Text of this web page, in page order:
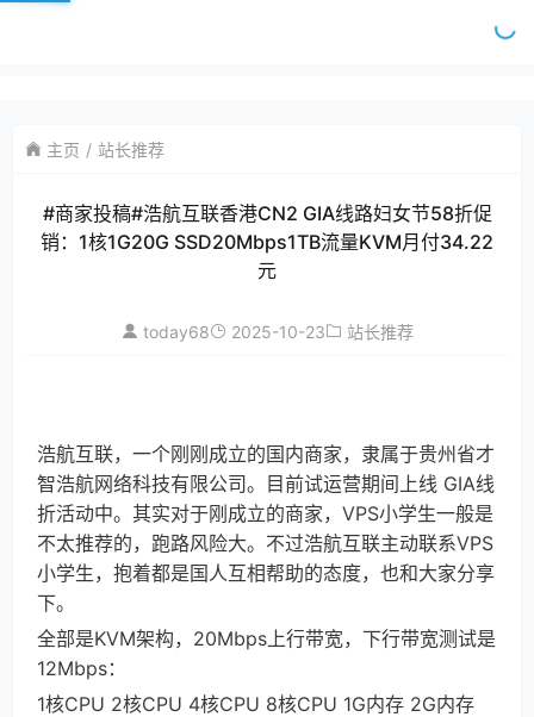
主页 站长推荐
#商家投稿#浩航互联香港CN2 GIA线路妇女节58折促
销：1核1G20G SSD20Mbps1TB流量KVM月付34.22
元
today68 2025-10-23 站长推荐
浩航互联，一个刚刚成立的国内商家，隶属于贵州省才
智浩航网络科技有限公司。目前试运营期间上线 GIA线
折活动中。其实对于刚成立的商家，VPS小学生一般是
不太推荐的，跑路风险大。不过浩航互联主动联系VPS
小学生，抱着都是国人互相帮助的态度，也和大家分享
下。
全部是KVM架构，20Mbps上行带宽，下行带宽测试是
12Mbps：
1核CPU 2核CPU 4核CPU 8核CPU 1G内存 2G内存